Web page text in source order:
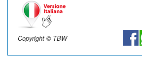
Copyright © TBW